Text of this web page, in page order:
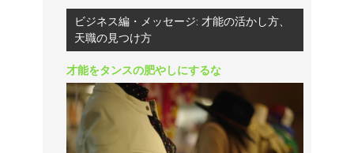
ビジネス編・メッセージ: 才能の活かし方、
天職の見つけ方
才能をタンスの肥やしにするな